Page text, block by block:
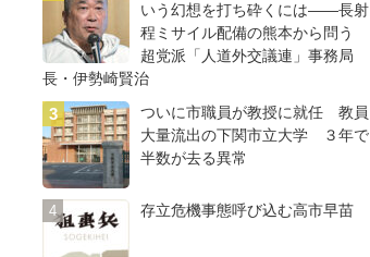
いう幻想を打ち砕くには――長射
程ミサイル配備の熊本から問う
超党派「人道外交議連」事務局
長・伊勢崎賢治
ついに市職員が教授に就任 教員
大量流出の下関市立大学 ３年で
半数が去る異常
存立危機事態呼び込む高市早苗